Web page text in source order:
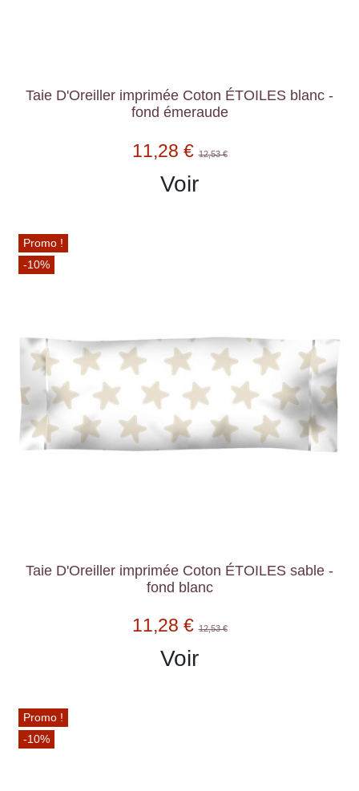
Taie D'Oreiller imprimée Coton ÉTOILES blanc -
fond émeraude
11,28 €12,53 €
Voir
Promo !
-10%
Taie D'Oreiller imprimée Coton ÉTOILES sable -
fond blanc
11,28 €12,53 €
Voir
Promo !
-10%